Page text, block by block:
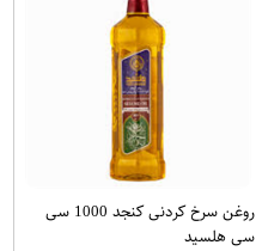
روغن سرخ کردنی کنجد 1000 سی
سی هلسید